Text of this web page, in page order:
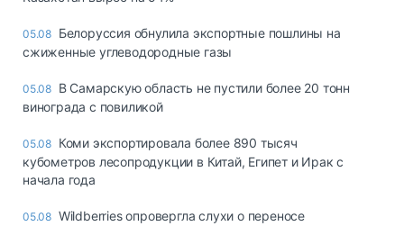
05.08 Белоруссия обнулила экспортные пошлины на
сжиженные углеводородные газы
05.08 В Самарскую область не пустили более 20 тонн
винограда с повиликой
05.08 Коми экспортировала более 890 тысяч
кубометров лесопродукции в Китай, Египет и Ирак с
начала года
05.08 Wildberries опровергла слухи о переносе